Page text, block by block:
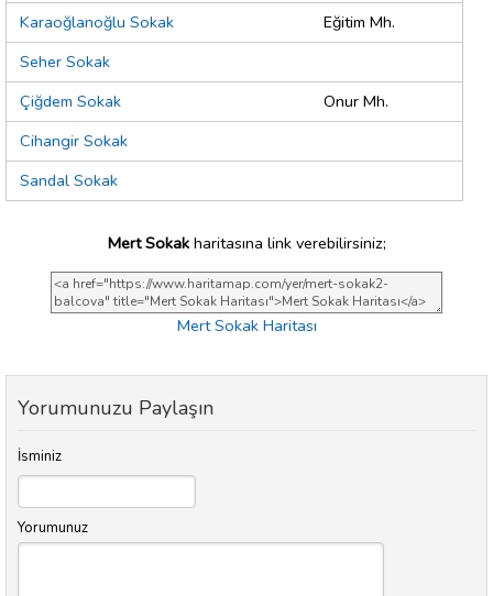
Karaoğlanoğlu Sokak
Eğitim Mh.
Seher Sokak
Çiğdem Sokak
Onur Mh.
Cihangir Sokak
Sandal Sokak
Mert Sokakharitasına link verebilirsiniz;
Mert Sokak Haritası
Yorumunuzu Paylaşın
İsminiz
Yorumunuz